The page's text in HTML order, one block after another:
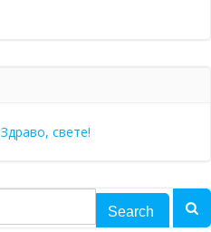
Здраво, свете!